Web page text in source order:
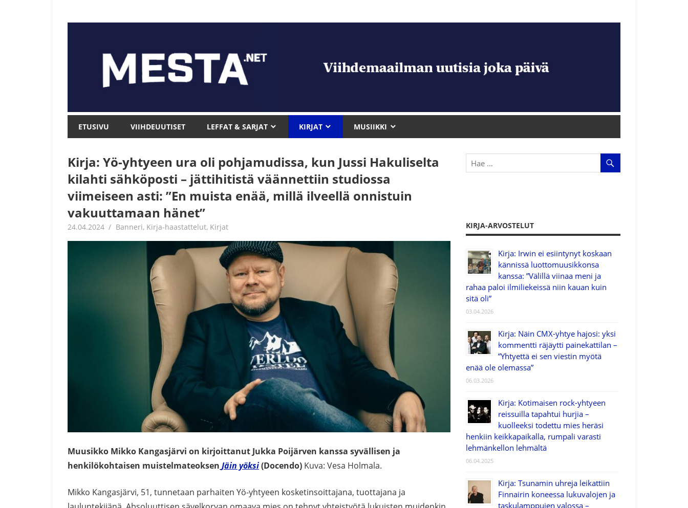
Mesta.net
ETUSIVU VIIHDEUUTISET LEFFAT & SARJAT KIRJAT MUSIIKKI
Kirja: Yö-yhtyeen ura oli pohjamudissa, kun Jussi Hakuliselta
kilahti sähköposti – jättihitistä väännettiin studiossa
viimeiseen asti: ”En muista enää, millä ilveellä onnistuin
vakuuttamaan hänet”
24.04.2024 Jouni Hirn
Banneri, Kirja-haastattelut, Kirjat
Muusikko Mikko Kangasjärvi on kirjoittanut Jukka Poijärven kanssa syvällisen ja
henkilökohtaisen muistelmateoksen Jäin yöksi(Docendo) Kuva: Vesa Holmala.
Mikko Kangasjärvi, 51, tunnetaan parhaiten Yö-yhtyeen kosketinsoittajana, tuottajana ja
KIRJA-ARVOSTELUT
Kirja: Irwin ei esiintynyt koskaan
kännissä luottomuusikkonsa
kanssa: ”Välillä viinaa meni ja
rahaa paloi ilmiliekeissä niin kauan kuin
sitä oli”
03.04.2026
Kirja: Näin CMX-yhtye hajosi: yksi
kommentti räjäytti painekattilan –
”Yhtyettä ei sen viestin myötä
enää ole olemassa”
06.03.2026
Kirja: Kotimaisen rock-yhtyeen
reissuilla tapahtui hurjia –
kuolleeksi todettu mies heräsi
henkiin keikkapaikalla, rumpali varasti
lehmänkellon lehmältä
06.04.2025
Kirja: Tsunamin uhreja leikattiin
Finnairin koneessa lukuvalojen ja
taskulamppujen valossa –